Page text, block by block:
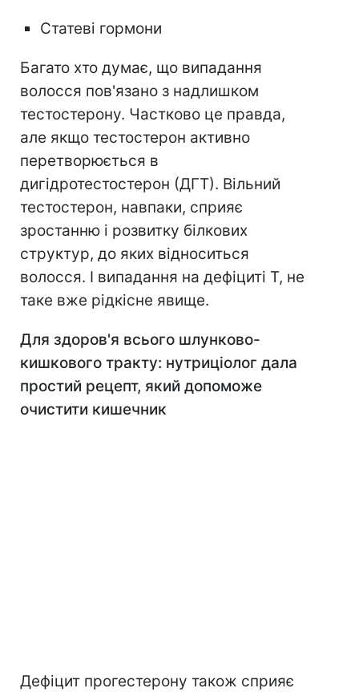
Статеві гормони⠀
Багато хто думає, що випадання
волосся пов'язано з надлишком
тестостерону. Частково це правда,
але якщо тестостерон активно
перетворюється в
дигідротестостерон (ДГТ). Вільний
тестостерон, навпаки, сприяє
зростанню і розвитку білкових
структур, до яких відноситься
волосся. І випадання на дефіциті Т, не
таке вже рідкісне явище.
Для здоров'я всього шлунково-
кишкового тракту: нутриціолог дала
простий рецепт, який допоможе
очистити кишечник
Дефіцит прогестерону також сприяє